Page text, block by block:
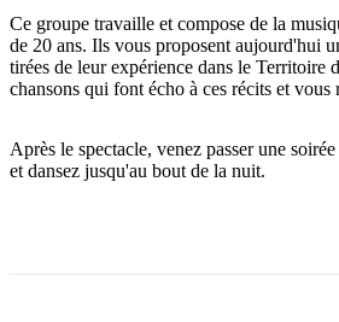
Rechercher:
Ce groupe travaille et compose de la
de 20 ans. Ils vous proposent aujourd'hui
tirées de leur expérience dans le Territoire
chansons qui font écho à ces récits et
Après le spectacle, venez passer une
et dansez jusqu'au bout de la nuit.